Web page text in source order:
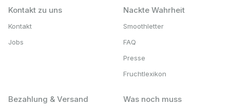
Kontakt zu uns
Kontakt
Jobs
Nackte Wahrheit
Smoothletter
FAQ
Presse
Fruchtlexikon
Bezahlung & Versand Was noch muss